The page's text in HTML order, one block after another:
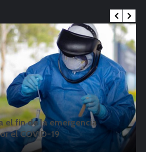
el fin de la emergencia
el COVID-19